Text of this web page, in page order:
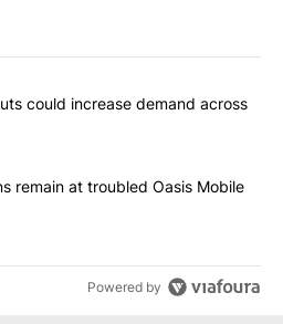
most commented articles in the last
SNAP cuts could increase
could increase demand across
concerns remain at troubled
remain at troubled Oasis Mobile
Powered by